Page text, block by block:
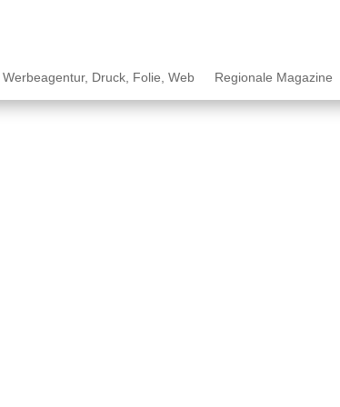
Werbeagentur, Druck, Folie, Web Regionale Magazine